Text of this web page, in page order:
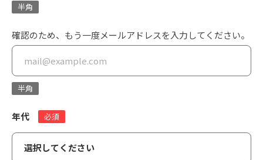
半角
確認のため、もう一度メールアドレスを入力してください。
半角
年代 必須